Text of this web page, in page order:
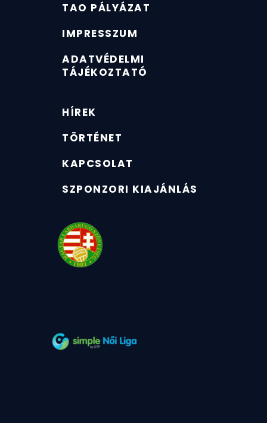
TAO PÁLYÁZAT
IMPRESSZUM
ADATVÉDELMI
TÁJÉKOZTATÓ
HÍREK
TÖRTÉNET
KAPCSOLAT
SZPONZORI KIAJÁNLÁS